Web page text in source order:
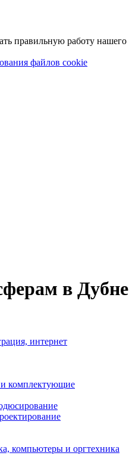
правильную работу нашего
файлов cookie
в
интернет
комплектующие
компьютеры и оргтехника